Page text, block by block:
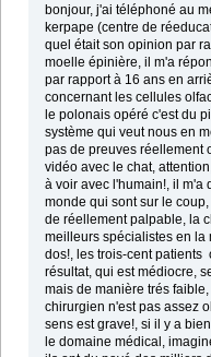
bonjour, j'ai téléphoné au
kerpape (centre de
quel était son opinion par
moelle épinière, il m'a
par rapport à 16 ans en
concernant les cellules
le polonais opéré c'est du
système qui veut nous en
pas de preuves réellement
vidéo avec le chat,
à voir avec l'humain!, il m'a
monde qui sont sur le
de réellement palpable, la
meilleurs spécialistes en la
dos!, les trois-cent patients
résultat, qui est médiocre,
mais de manière trés
chirurgien n'est pas assez
sens est grave!, si il y a
le domaine médical,